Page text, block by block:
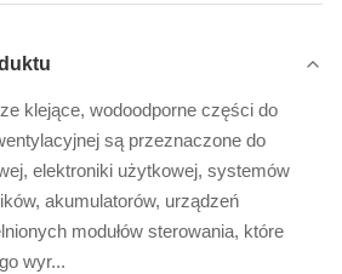
klejące, wodoodporne części do
są przeznaczone do
elektroniki użytkowej, systemów
akumulatorów, urządzeń
modułów sterowania, które
wyr...